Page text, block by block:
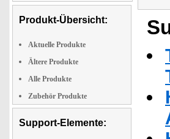
Produkt-Übersicht:
Aktuelle Produkte
Ältere Produkte
Alle Produkte
Zubehör Produkte
Support-Elemente: